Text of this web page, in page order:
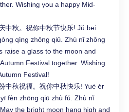
Wishing you a happy Mid-
中秋。祝你中秋节快乐! Jǔ bēi
qìng zhōng qiū. Zhù nǐ zhōng
raise a glass to the moon and
Festival together. Wishing
Festival!
中秋祝福。祝你中秋快乐! Yuè ér
fèn zhōng qiū zhù fú. Zhù nǐ
the bright moon hang high and